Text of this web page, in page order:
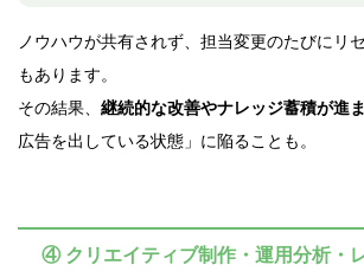
ノウハウが共有されず、担当変更のたびにリ
もあります。
その結果、 継続的な改善やナレッジ蓄積が進
広告を出している状態」に陥ることも。
④ クリエイティブ制作・運用分析・